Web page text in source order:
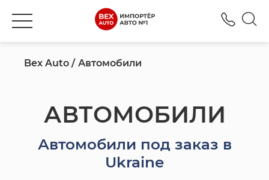
Bex Auto Автомобили
АВТОМОБИЛИ
Автомобили под заказ в
Ukraine